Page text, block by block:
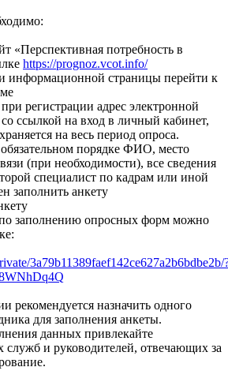
«Перспективная потребность в
https://prognoz.vcot.info/
информационной страницы перейти к
регистрации адрес электронной
ссылкой на вход в личный кабинет,
на весь период опроса.
порядке ФИО, место
(при необходимости), все сведения
специалист по кадрам или иной
заполнить анкету
заполнению опросных форм можно
3a79b11389faef142ce627a2b6bdbe2b/
рекомендуется назначить одного
для заполнения анкеты.
данных привлекайте
служб и руководителей, отвечающих за